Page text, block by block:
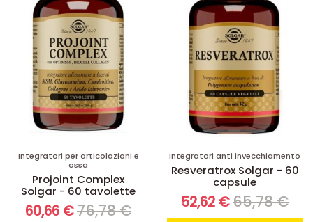
Integratori per articolazioni e
ossa
Projoint Complex
Solgar - 60 tavolette
60,66 €76,78 €
Integratori anti invecchiamento
Resveratrox Solgar - 60
capsule
52,62 €65,78 €